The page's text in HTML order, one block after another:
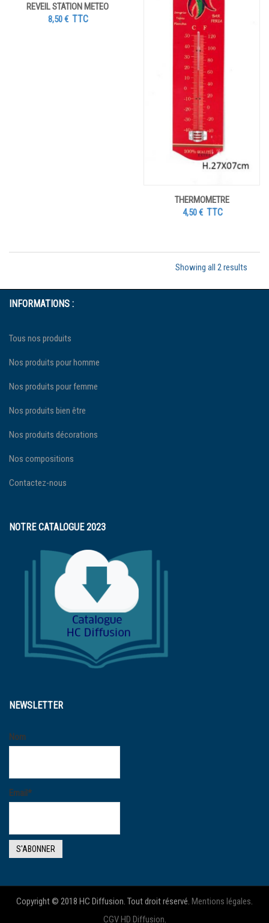
REVEIL STATION METEO
8,50€ TTC
THERMOMETRE
4,50€ TTC
Showing all 2 results
INFORMATIONS :
Tous nos produits
Nos produits pour homme
Nos produits pour femme
Nos produits bien être
Nos produits décorations
Nos compositions
Contactez-nous
NOTRE CATALOGUE 2023
NEWSLETTER
Nom
Email*
Copyright © 2018 HC Diffusion. Tout droit réservé. Mentions légales.
CGV HD Diffusion.